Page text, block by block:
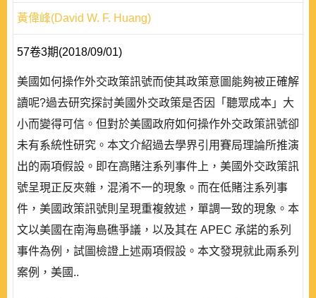
黃偉峰(David W. F. Huang)
57卷3期(2018/09/01)
美國如何操作外交政策訊號而使其政策意圖能夠被正確解
讀呢?過去研究探討美國外交政策是否因「聽眾成本」大
小而變得可信。但對於美國政府如何操作外交政策訊號卻
未有系統性研究。本文介紹過去學界引用賽局理論所推演
出的兩項假設。即在高賭注系列事件上，美國外交政策訊
號呈現正反夾雜，混淆不一的現象。而在低賭注系列事
件，美國政策訊號則呈現重複敘述，單調一致的現象。本
文以美國在南海島礁爭議，以及其在 APEC 承諾的系列
事件為例，試圖檢證上述兩項假設。本文發現就此兩系列
案例，美國..